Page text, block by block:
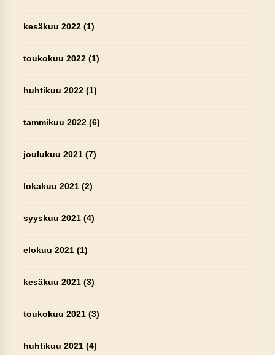
kesäkuu 2022(1)
toukokuu 2022(1)
huhtikuu 2022(1)
tammikuu 2022(6)
joulukuu 2021(7)
lokakuu 2021(2)
syyskuu 2021(4)
elokuu 2021(1)
kesäkuu 2021(3)
toukokuu 2021(3)
huhtikuu 2021(4)